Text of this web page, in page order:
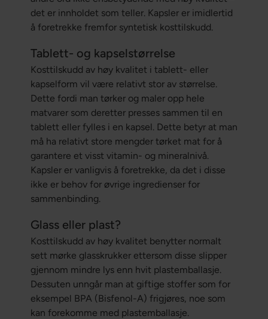
det er innholdet som teller. Kapsler er imidlertid
å foretrekke fremfor syntetisk kosttilskudd.
Tablett- og kapselstørrelse
Kosttilskudd av høy kvalitet i tablett- eller
kapselform vil være relativt stor av størrelse.
Dette fordi man tørker og maler opp hele
matvarer som deretter presses sammen til en
tablett eller fylles i en kapsel. Dette betyr at man
må ha relativt store mengder tørket mat for å
garantere et visst vitamin- og mineralnivå.
Kapsler er vanligvis å foretrekke, da det i disse
ikke er behov for øvrige ingredienser for
sammenbinding.
Glass eller plast?
Kosttilskudd av høy kvalitet benytter normalt
sett mørke glasskrukker ettersom disse slipper
gjennom mindre lys enn hvit plastemballasje.
Dessuten unngår man at giftige stoffer som for
eksempel BPA (Bisfenol-A) frigjøres, noe som
kan forekomme med plastemballasje.